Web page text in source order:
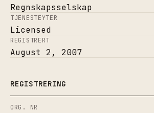
Regnskapsselskap
TJENESTEYTER
Licensed
REGISTRERT
August 2, 2007
REGISTRERING
ORG. NR